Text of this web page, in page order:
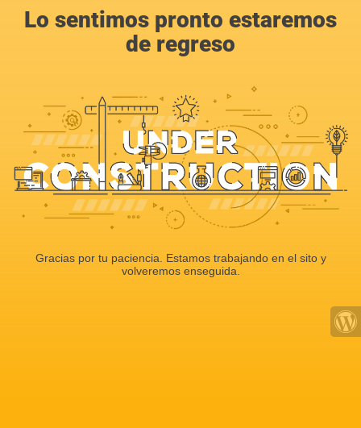
Lo sentimos pronto estaremos
de regreso
Gracias por tu paciencia. Estamos trabajando en el sito y
volveremos enseguida.